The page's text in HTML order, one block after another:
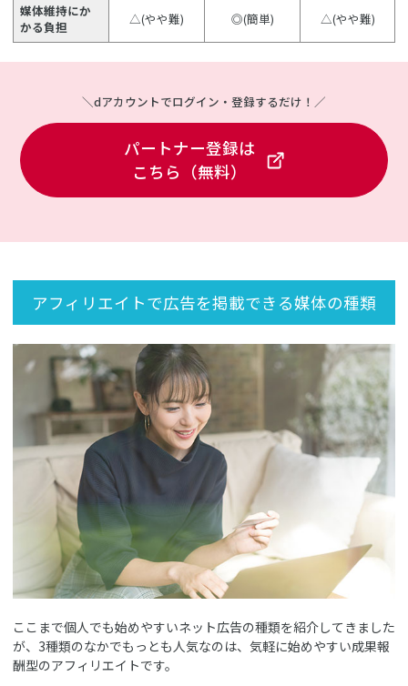
媒体維持にか
かる負担
△(やや難) ◎(簡単) △(やや難)
＼dアカウントでログイン・登録するだけ！／
パートナー登録は
こちら（無料）
アフィリエイトで広告を掲載できる媒体の種類
ここまで個人でも始めやすいネット広告の種類を紹介してきました
が、3種類のなかでもっとも人気なのは、気軽に始めやすい成果報
酬型のアフィリエイトです。